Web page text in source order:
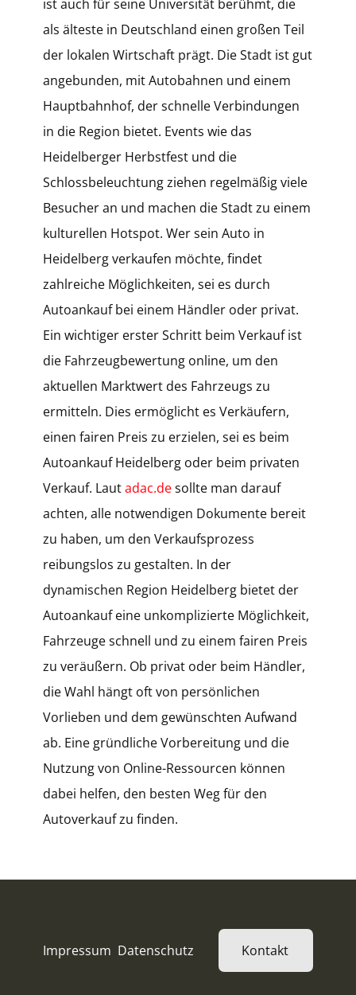
ist auch für seine Universität berühmt, die
als älteste in Deutschland einen großen Teil
der lokalen Wirtschaft prägt. Die Stadt ist gut
angebunden, mit Autobahnen und einem
Hauptbahnhof, der schnelle Verbindungen
in die Region bietet. Events wie das
Heidelberger Herbstfest und die
Schlossbeleuchtung ziehen regelmäßig viele
Besucher an und machen die Stadt zu einem
kulturellen Hotspot. Wer sein Auto in
Heidelberg verkaufen möchte, findet
zahlreiche Möglichkeiten, sei es durch
Autoankauf bei einem Händler oder privat.
Ein wichtiger erster Schritt beim Verkauf ist
die Fahrzeugbewertung online, um den
aktuellen Marktwert des Fahrzeugs zu
ermitteln. Dies ermöglicht es Verkäufern,
einen fairen Preis zu erzielen, sei es beim
Autoankauf Heidelberg oder beim privaten
Verkauf. Lautadac.desollte man darauf
achten, alle notwendigen Dokumente bereit
zu haben, um den Verkaufsprozess
reibungslos zu gestalten. In der
dynamischen Region Heidelberg bietet der
Autoankauf eine unkomplizierte Möglichkeit,
Fahrzeuge schnell und zu einem fairen Preis
zu veräußern. Ob privat oder beim Händler,
die Wahl hängt oft von persönlichen
Vorlieben und dem gewünschten Aufwand
ab. Eine gründliche Vorbereitung und die
Nutzung von Online-Ressourcen können
dabei helfen, den besten Weg für den
Autoverkauf zu finden.
Impressum Datenschutz Kontakt